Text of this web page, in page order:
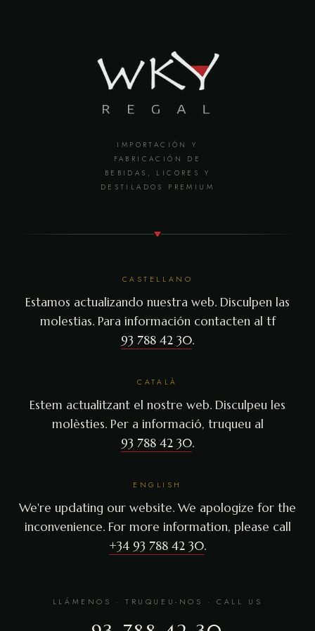
IMPORTACIÓN Y
FABRICACIÓN DE
BEBIDAS, LICORES Y
DESTILADOS PREMIUM
CASTELLANO
Estamos actualizando nuestra web. Disculpen las
molestias. Para información contacten al tf
93 788 42 30.
CATALÀ
Estem actualitzant el nostre web. Disculpeu les
molèsties. Per a informació, truqueu al
93 788 42 30.
ENGLISH
We're updating our website. We apologize for the
inconvenience. For more information, please call
+34 93 788 42 30.
LLÁMENOS · TRUQUEU-NOS · CALL US